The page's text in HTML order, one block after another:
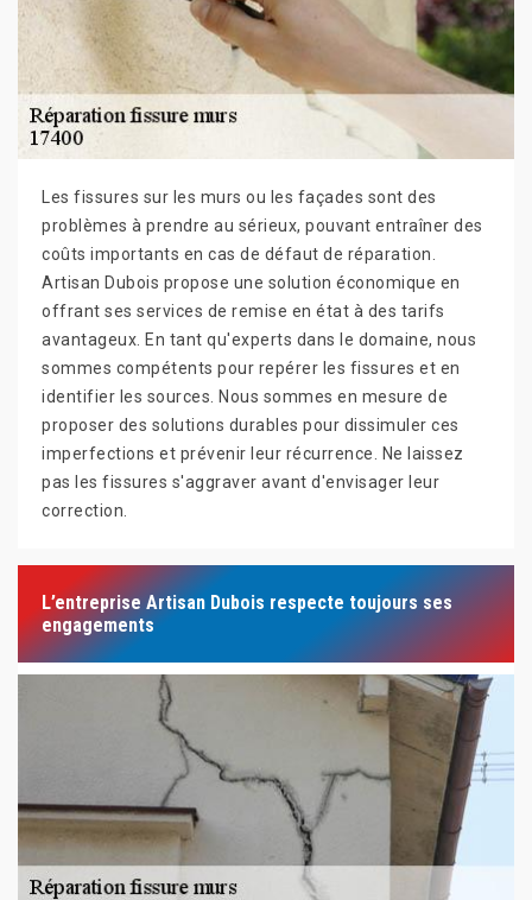
Les fissures sur les murs ou les façades sont des
problèmes à prendre au sérieux, pouvant entraîner des
coûts importants en cas de défaut de réparation.
Artisan Dubois propose une solution économique en
offrant ses services de remise en état à des tarifs
avantageux. En tant qu'experts dans le domaine, nous
sommes compétents pour repérer les fissures et en
identifier les sources. Nous sommes en mesure de
proposer des solutions durables pour dissimuler ces
imperfections et prévenir leur récurrence. Ne laissez
pas les fissures s'aggraver avant d'envisager leur
correction.
L’entreprise Artisan Dubois respecte toujours ses
engagements